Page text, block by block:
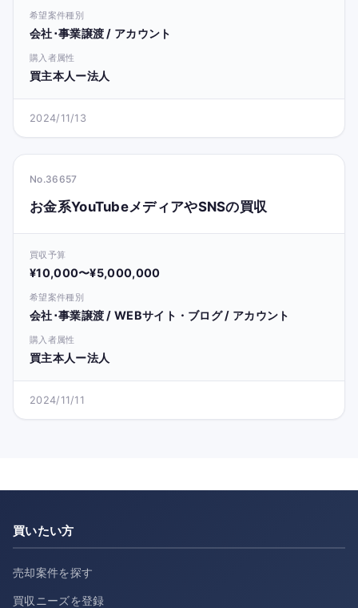
希望案件種別
会社･事業譲渡 / アカウント
購入者属性
買主本人ー法人
2024/11/13
No.36657
お金系YouTubeメディアやSNSの買収
買収予算
¥10,000〜¥5,000,000
希望案件種別
会社･事業譲渡 / WEBサイト・ブログ / アカウント
購入者属性
買主本人ー法人
2024/11/11
買いたい方
売却案件を探す
買収ニーズを登録